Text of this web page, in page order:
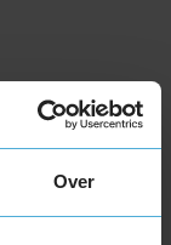
Over
komt